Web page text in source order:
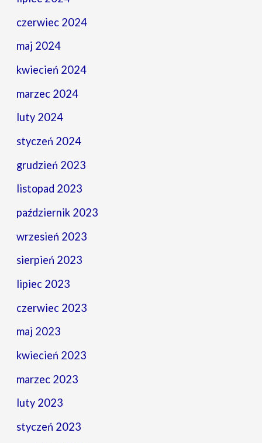
czerwiec 2024
maj 2024
kwiecień 2024
marzec 2024
luty 2024
styczeń 2024
grudzień 2023
listopad 2023
październik 2023
wrzesień 2023
sierpień 2023
lipiec 2023
czerwiec 2023
maj 2023
kwiecień 2023
marzec 2023
luty 2023
styczeń 2023